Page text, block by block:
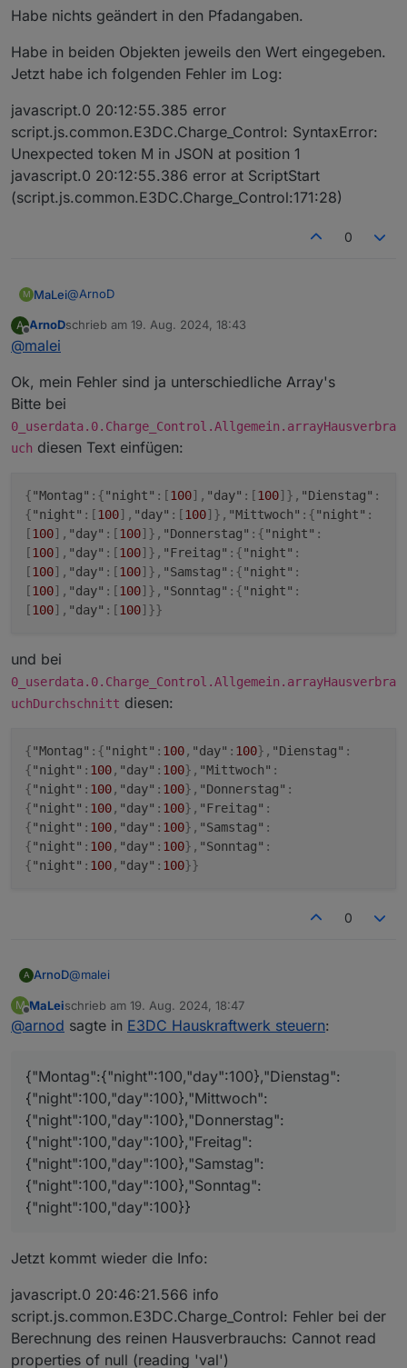
erneuert.
Hast du im Script unter User Anpassungen bei den
Pfadangaben zur Wallbox, Wärmepumpe und Heizstab
was eingetragen? oder alles unverändert gelassen?
Nachtrag:
Fehler gefunden, habe vergessen bei der Erstellung
der Array Objekte diese mit 0 zu definieren.
Kannst du mal unter
Hausverbrauchfolgenden Text hier kopieren und
einfügen:
und bei
0_userdata.0.Charge_Control.Allgemein.array
HausverbrauchDurchschnittdas gleiche und testen
ob der Fehler dann weg ist.
Habe nichts geändert in den Pfadangaben.
Habe in beiden Objekten jeweils den Wert eingegeben.
Jetzt habe ich folgenden Fehler im Log:
javascript.0 20:12:55.385 error
script.js.common.E3DC.Charge_Control: SyntaxError:
Unexpected token M in JSON at position 1
javascript.0 20:12:55.386 error at ScriptStart
(script.js.common.E3DC.Charge_Control:171:28)
0
M MaLei@ArnoD
Habe nichts geändert in den Pfadangaben.
Jetzt habe ich folgenden Fehler im Log:
Unexpected token M in JSON at position 1
javascript.0 20:12:55.386 error at ScriptStart
A
Offline
ArnoDschrieb am 19. Aug. 2024, 18:43
zuletzt editiert von
@malei
Ok, mein Fehler sind ja unterschiedliche Array's
Bitte bei
0_userdata.0.Charge_Control.Allgemein.arrayHausverbra
uch diesen Text einfügen:
{"Montag" : {"night" : [100] , "day" : [100] } , "Dienstag" :
{"night" : [100] , "day" : [100] } , "Mittwoch" : {"night" :
[100] , "day" : [100] } , "Donnerstag" : {"night" :
[100] , "day" : [100] } , "Freitag" : {"night" :
[100] , "day" : [100] } , "Samstag" : {"night" :
[100] , "day" : [100] } , "Sonntag" : {"night" :
[100] , "day" : [100] }}
und bei
0_userdata.0.Charge_Control.Allgemein.arrayHausverbra
uchDurchschnitt diesen:
{"Montag" : {"night" : 100, "day" : 100} , "Dienstag" :
{"night" : 100, "day" : 100} , "Mittwoch" :
{"night" : 100, "day" : 100} , "Donnerstag" :
{"night" : 100, "day" : 100} , "Freitag" :
{"night" : 100, "day" : 100} , "Samstag" :
{"night" : 100, "day" : 100} , "Sonntag" :
{"night" : 100, "day" : 100}}
0
A ArnoD@malei
Ok, mein Fehler sind ja unterschiedliche Array's
Bitte bei
und bei
0_userdata.0.Charge_Control.Allgemein.array
HausverbrauchDurchschnitt
M
Offline
MaLeischrieb am 19. Aug. 2024, 18:47
zuletzt editiert von
@arnod sagte in E3DC Hauskraftwerk steuern:
{"Montag":{"night":100,"day":100},"Dienstag":
{"night":100,"day":100},"Mittwoch":
{"night":100,"day":100},"Donnerstag":
{"night":100,"day":100},"Freitag":
{"night":100,"day":100},"Samstag":
{"night":100,"day":100},"Sonntag":
{"night":100,"day":100}}
Jetzt kommt wieder die Info:
javascript.0 20:46:21.566 info
script.js.common.E3DC.Charge_Control: Fehler bei der
Berechnung des reinen Hausverbrauchs: Cannot read
properties of null (reading 'val')